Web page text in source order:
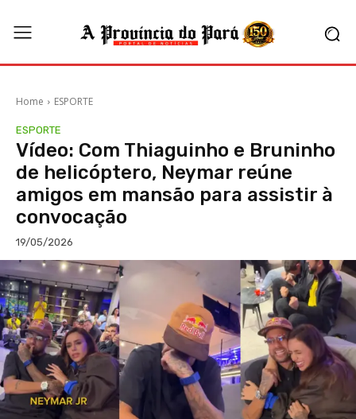
Home ESPORTE
ESPORTE
Vídeo: Com Thiaguinho e Bruninho
de helicóptero, Neymar reúne
amigos em mansão para assistir à
convocação
19/05/2026